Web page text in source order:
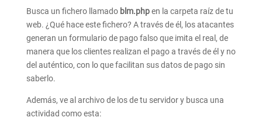
Busca un fichero llamado blm.phpen la carpeta raíz de tu
web. ¿Qué hace este fichero? A través de él, los atacantes
generan un formulario de pago falso que imita el real, de
manera que los clientes realizan el pago a través de él y no
del auténtico, con lo que facilitan sus datos de pago sin
saberlo.
Además, ve al archivo de los de tu servidor y busca una
actividad como esta: